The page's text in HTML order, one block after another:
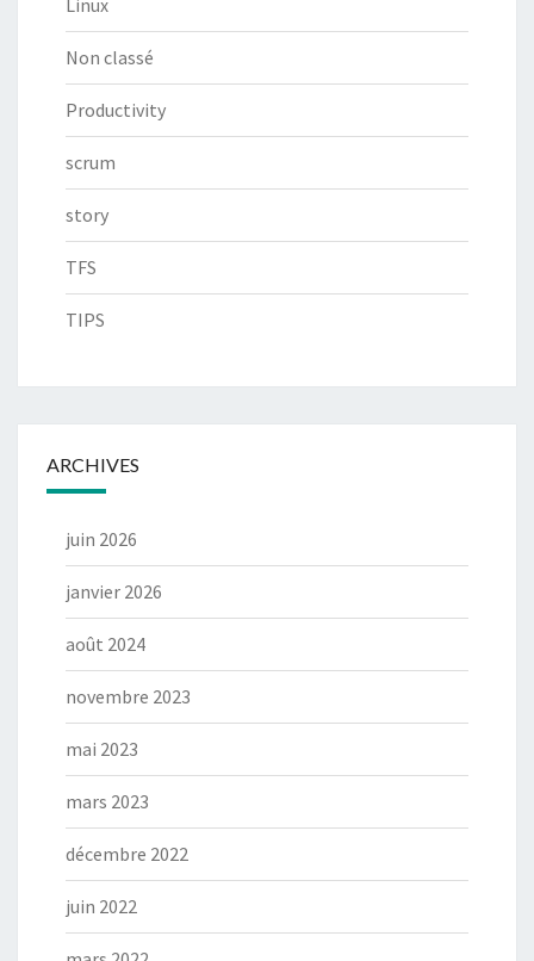
Non classé
Productivity
scrum
story
TFS
TIPS
ARCHIVES
juin 2026
janvier 2026
août 2024
novembre 2023
mai 2023
mars 2023
décembre 2022
juin 2022